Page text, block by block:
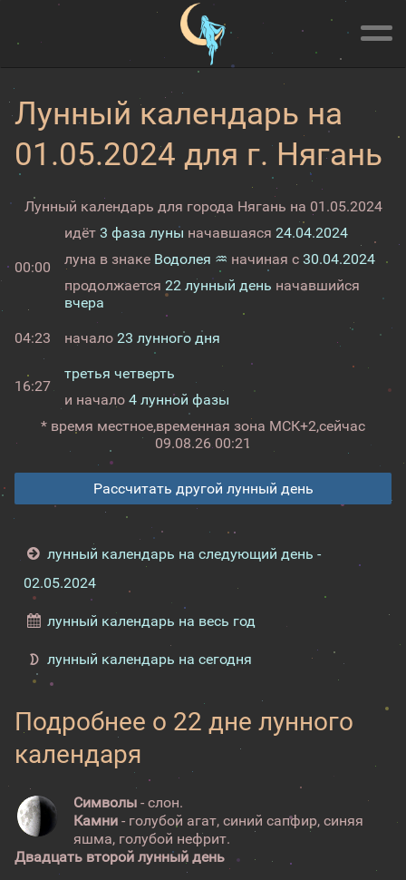
Лунный календарь на
01.05.2024 для г. Нягань
Лунный календарь для города Нягань на 01.05.2024
00:00
идёт 3 фаза луны начавшаяся 24.04.2024
луна в знаке Водолея ♒ начиная с 30.04.2024
продолжается 22 лунный день начавшийся
вчера
04:23 начало 23 лунного дня
16:27
третья четверть
и начало 4 лунной фазы
* время местное,временная зона МСК+2,сейчас
09.08.26 00:21
Рассчитать другой лунный день
лунный календарь на следующий день -
02.05.2024
лунный календарь на весь год
лунный календарь на сегодня
Подробнее о 22 дне лунного
календаря
Символы - слон.
Камни - голубой агат, синий сапфир, синяя
яшма, голубой нефрит.
Двадцать второй лунный день